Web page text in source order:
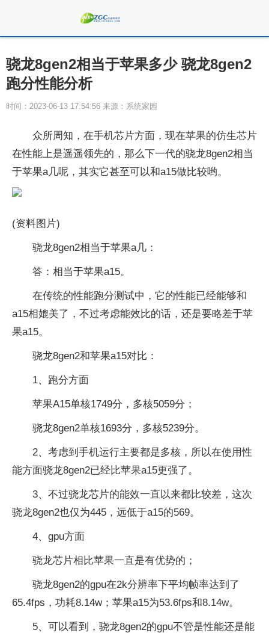
骁龙8gen2相当于苹果多少 骁龙8gen2
跑分性能分析
时间：2023-06-13 17:54:56 来源：系统家园
众所周知，在手机芯片方面，现在苹果的仿生芯片
在性能上是遥遥领先的，那么下一代的骁龙8gen2相当
于苹果a几呢，其实它甚至可以和a15做比较哟。
(资料图片)
骁龙8gen2相当于苹果a几：
答：相当于苹果a15。
在传统的性能跑分测试中，它的性能已经能够和
a15相媲美了，不过考虑能效比的话，还是要略差于苹
果a15。
骁龙8gen2和苹果a15对比：
1、跑分方面
苹果A15单核1749分，多核5059分；
骁龙8gen2单核1693分，多核5239分。
2、考虑到手机运行主要都是多核，所以在使用性
能方面骁龙8gen2已经比苹果a15更强了。
3、不过骁龙芯片的能效一直以来都比较差，这次
骁龙8gen2也仅为445，远低于a15的569。
4、gpu方面
骁龙芯片相比苹果一直是有优势的；
骁龙8gen2的gpu在2k分辨率下平均帧率达到了
65.4fps，功耗8.14w；苹果a15为53.6fps和8.14w。
5、可以看到，骁龙8gen2的gpu不管是性能还是能